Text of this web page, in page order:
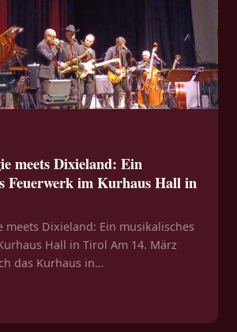
meets Dixieland: Ein
Feuerwerk im Kurhaus Hall in
meets Dixieland: Ein musikalisches
Hall in Tirol Am 14. März
das Kurhaus in…